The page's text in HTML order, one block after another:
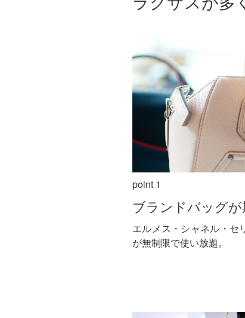
point 1
ブランドバッグ
エルメス・シャネル・セ
が無制限で使い放題。